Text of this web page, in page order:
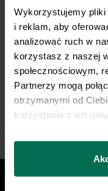
Wykorzystujemy
i reklam, aby
analizować ruch w
korzystasz z naszej
społecznościowym,
Partnerzy mogą
otrzymanymi od
korzystania z ich
można się z nami
przetwarzamy dane
prywatności.
Opieka dietetyka
żywieniowy
treningów i
dobrana